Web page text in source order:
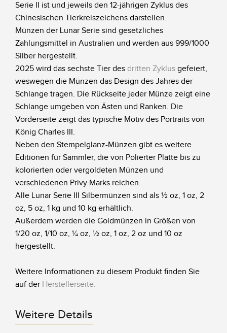
Serie II ist und jeweils den 12-jährigen Zyklus des
Chinesischen Tierkreiszeichens darstellen.
Münzen der Lunar Serie sind gesetzliches
Zahlungsmittel in Australien und werden aus 999/1000
Silber hergestellt.
2025 wird das sechste Tier des dritten Zyklus gefeiert,
weswegen die Münzen das Design des Jahres der
Schlange tragen. Die Rückseite jeder Münze zeigt eine
Schlange umgeben von Ästen und Ranken. Die
Vorderseite zeigt das typische Motiv des Portraits von
König Charles III.
Neben den Stempelglanz-Münzen gibt es weitere
Editionen für Sammler, die von Polierter Platte bis zu
kolorierten oder vergoldeten Münzen und
verschiedenen Privy Marks reichen.
Alle Lunar Serie III Silbermünzen sind als ½ oz, 1 oz, 2
oz, 5 oz, 1 kg und 10 kg erhältlich.
Außerdem werden die Goldmünzen in Größen von
1/20 oz, 1/10 oz, ¼ oz, ½ oz, 1 oz, 2 oz und 10 oz
hergestellt.
Weitere Informationen zu diesem Produkt finden Sie
auf der Herstellerseite.
Weitere Details